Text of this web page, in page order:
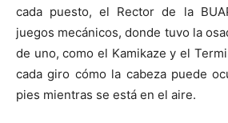
cada puesto, el Rector de la
juegos mecánicos, donde tuvo la
de uno, como el Kamikaze y el
cada giro cómo la cabeza puede
pies mientras se está en el aire.